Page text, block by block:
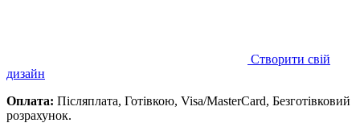
Створити свій
дизайн
Оплата: Післяплата, Готівкою, Visa/MasterCard, Безготівковий
розрахунок.